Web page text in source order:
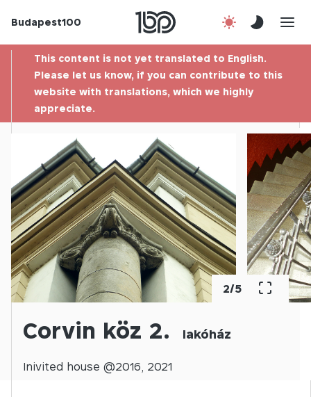
Budapest100
Contact
This content is not yet translated to English.
Please let us know, if you can contribute to this
website with translations, which we highly
appreciate.
2/5
Corvin köz 2. lakóház
Inivited house @2016, 2021